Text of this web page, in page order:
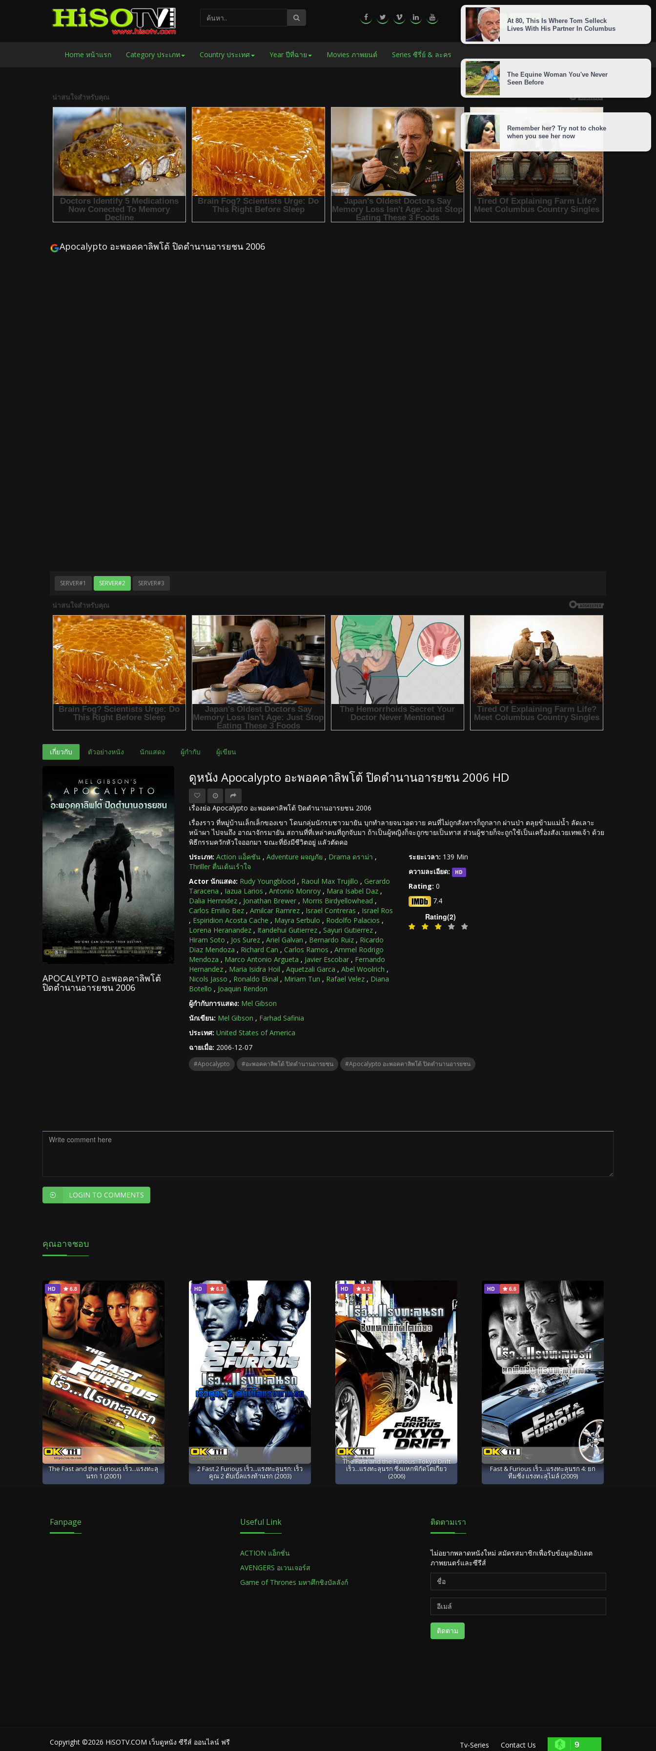
LOGIN SIGNUP
Home หน้าแรก Category ประเภท Country ประเทศ Year ปีที่ฉาย Movies ภาพยนต์ Series ซีรี่ย์ & ละคร
Apocalypto อะพอคคาลิพโต้ ปิดตำนานอารยชน 2006
SERVER#1 SERVER#2 SERVER#3
เกี่ยวกับ ตัวอย่างหนัง นักแสดง ผู้กำกับ ผู้เขียน
APOCALYPTO อะพอคคาลิพโต้
ปิดตำนานอารยชน 2006
ดูหนัง Apocalypto อะพอคคาลิพโต้ ปิดตำนานอารยชน 2006 HD
เรื่องย่อ Apocalypto อะพอคคาลิพโต้ ปิดตำนานอารยชน 2006
เรื่องราว ที่หมู่บ้านเล็กเล็กของเขา โดนกลุ่มนักรบชาวมายัน บุกทำลายจนวอดวาย คนที่ไม่ถูกสังหารก็ถูกลาก ผ่านป่า ตลุยข้ามแม่น้ำ ลัดเลาะ
หน้าผา ไปจนถึง อาณาจักรมายัน สถานที่ที่เหล่าคนที่ถูกจับมา ถ้าเป็นผู้หญิงก็จะถูกขายเป็นทาส ส่วนผู้ชายก็จะถูกใช้เป็นเครื่องสังเวยเทพเจ้า ด้วย
พิธีกรรมควักหัวใจออกมา ขณะที่ยังมีชีวิตอยู่ แลัวตัดคอ
ประเภท: Action แอ็คชัน , Adventure ผจญภัย , Drama ดราม่า ,
Thriller ตื่นเต้นเร้าใจ
Actor นักแสดง: Rudy Youngblood , Raoul Max Trujillo , Gerardo
Taracena , Iazua Larios , Antonio Monroy , Mara Isabel Daz ,
Dalia Hernndez , Jonathan Brewer , Morris Birdyellowhead ,
Carlos Emilio Bez , Amilcar Ramrez , Israel Contreras , Israel Ros
, Espiridion Acosta Cache , Mayra Serbulo , Rodolfo Palacios ,
Lorena Heranandez , Itandehui Gutierrez , Sayuri Gutierrez ,
Hiram Soto , Jos Surez , Ariel Galvan , Bernardo Ruiz , Ricardo
Diaz Mendoza , Richard Can , Carlos Ramos , Ammel Rodrigo
Mendoza , Marco Antonio Argueta , Javier Escobar , Fernando
Hernandez , Maria Isidra Hoil , Aquetzali Garca , Abel Woolrich ,
Nicols Jasso , Ronaldo Eknal , Miriam Tun , Rafael Velez , Diana
Botello , Joaquin Rendon
ผู้กำกับการแสดง: Mel Gibson
นักเขียน: Mel Gibson , Farhad Safinia
ประเทศ: United States of America
ฉายเมื่อ: 2006-12-07
ระยะเวลา: 139 Min
ความละเอียด:
HD
Rating: 0
7.4
Rating(2)
#Apocalypto #อะพอคคาลิพโต้ ปิดตำนานอารยชน #Apocalypto อะพอคคาลิพโต้ ปิดตำนานอารยชน
LOGIN TO COMMENTS
คุณอาจชอบ
HD 6.8
The Fast and the Furious เร็ว...แรงทะลุ
นรก 1 (2001)
HD 6.3
2 Fast 2 Furious เร็ว...แรงทะลุนรก: เร็ว
คูณ 2 ดับเบิ้ลแรงท้านรก (2003)
HD 6.2
The Fast and the Furious: Tokyo Drift
เร็ว...แรงทะลุนรก ซิ่งแหกพิกัดโตเกียว
(2006)
HD 6.6
Fast & Furious เร็ว...แรงทะลุนรก 4: ยก
ทีมซิ่ง แรงทะลุไมล์ (2009)
Fanpage Useful Link
ACTION แอ็กชั่น
AVENGERS อเวนเจอร์ส
Game of Thrones มหาศึกชิงบัลลังก์
ติดตามเรา
ไม่อยากพลาดหนังใหม่ สมัครสมาชิกเพื่อรับข้อมูลอัปเดต
ภาพยนตร์และซีรีส์
ติดตาม
Copyright ©2026 HiSOTV.COM เว็บดูหนัง ซีรีส์ ออนไลน์ ฟรี Tv-Series Contact Us 9